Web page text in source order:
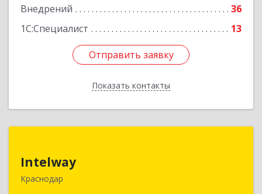
Внедрений
36
1С:Специалист
13
Отправить заявку
Показать контакты
Отправить заявку
Назад
Intelway
Краснодар
350072, Краснодарский край, Краснодар г,